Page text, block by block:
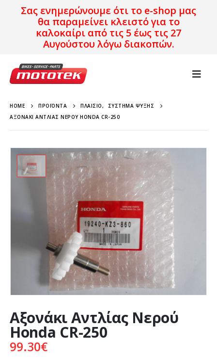
Σας ενημερώνουμε ότι το e-shop μας
θα παραμείνει κλειστό για το
καλοκαίρι από τις 5 έως τις 27
Αυγούστου λόγω διακοπών.
HOME ΠΡΟΪΌΝΤΑ ΠΛΑΊΣΙΟ,
ΣΎΣΤΗΜΑ ΨΎΞΗΣ
ΑΞΟΝΆΚΙ ΑΝΤΛΊΑΣ ΝΕΡΟΎ HONDA CR-250
Αξονάκι Αντλίας Νερού
Honda CR-250
99.30€